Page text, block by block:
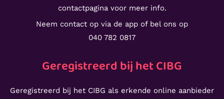
contactpagina voor meer info.
Neem contact op via de app of bel ons op
040 782 0817
Geregistreerd bij het CIBG
Geregistreerd bij het CIBG als erkende online aanbieder